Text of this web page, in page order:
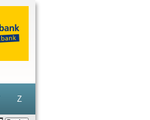
Z